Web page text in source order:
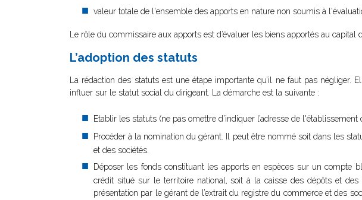
valeur totale de l'ensemble des apports en nature non soumis à
Le rôle du commissaire aux apports est d’évaluer les biens apportés au capital
L’adoption des statuts
La rédaction des statuts est une étape importante qu’il ne faut pas négliger.
influer sur le statut social du dirigeant. La démarche est la suivante :
Etablir les statuts (ne pas omettre d’indiquer l’adresse de
Procéder à la nomination du gérant. Il peut être nommé soit dans les
et des sociétés.
Déposer les fonds constituant les apports en espèces sur un compte
crédit situé sur le territoire national, soit à la caisse des dépôts et
présentation par le gérant de l’extrait du registre du commerce et des